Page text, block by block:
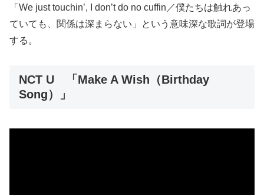
「We just touchin’, I don’t do no cuffin／僕たちは触れあっ
ていても、関係は深まらない」という意味深な歌詞が登場
する。
NCT U 「Make A Wish（Birthday
Song）」